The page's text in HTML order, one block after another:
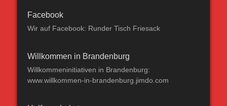
Facebook
Wir auf Facebook: Runder Tisch Friesack
Willkommen in Brandenburg
Willkommeninitiativen in Brandenburg:
www.willkommen-in-brandenburg.jimdo.com